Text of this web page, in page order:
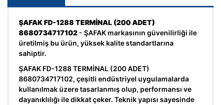
ŞAFAK FD-1288 TERMİNAL (200 ADET)
8680734717102 - ŞAFAK markasının güvenilirliği ile
üretilmiş bu ürün, yüksek kalite standartlarına
sahiptir.
ŞAFAK FD-1288 TERMİNAL (200 ADET)
8680734717102, çeşitli endüstriyel uygulamalarda
kullanılmak üzere tasarlanmış olup, performansı ve
dayanıklılığı ile dikkat çeker. Teknik yapısı sayesinde